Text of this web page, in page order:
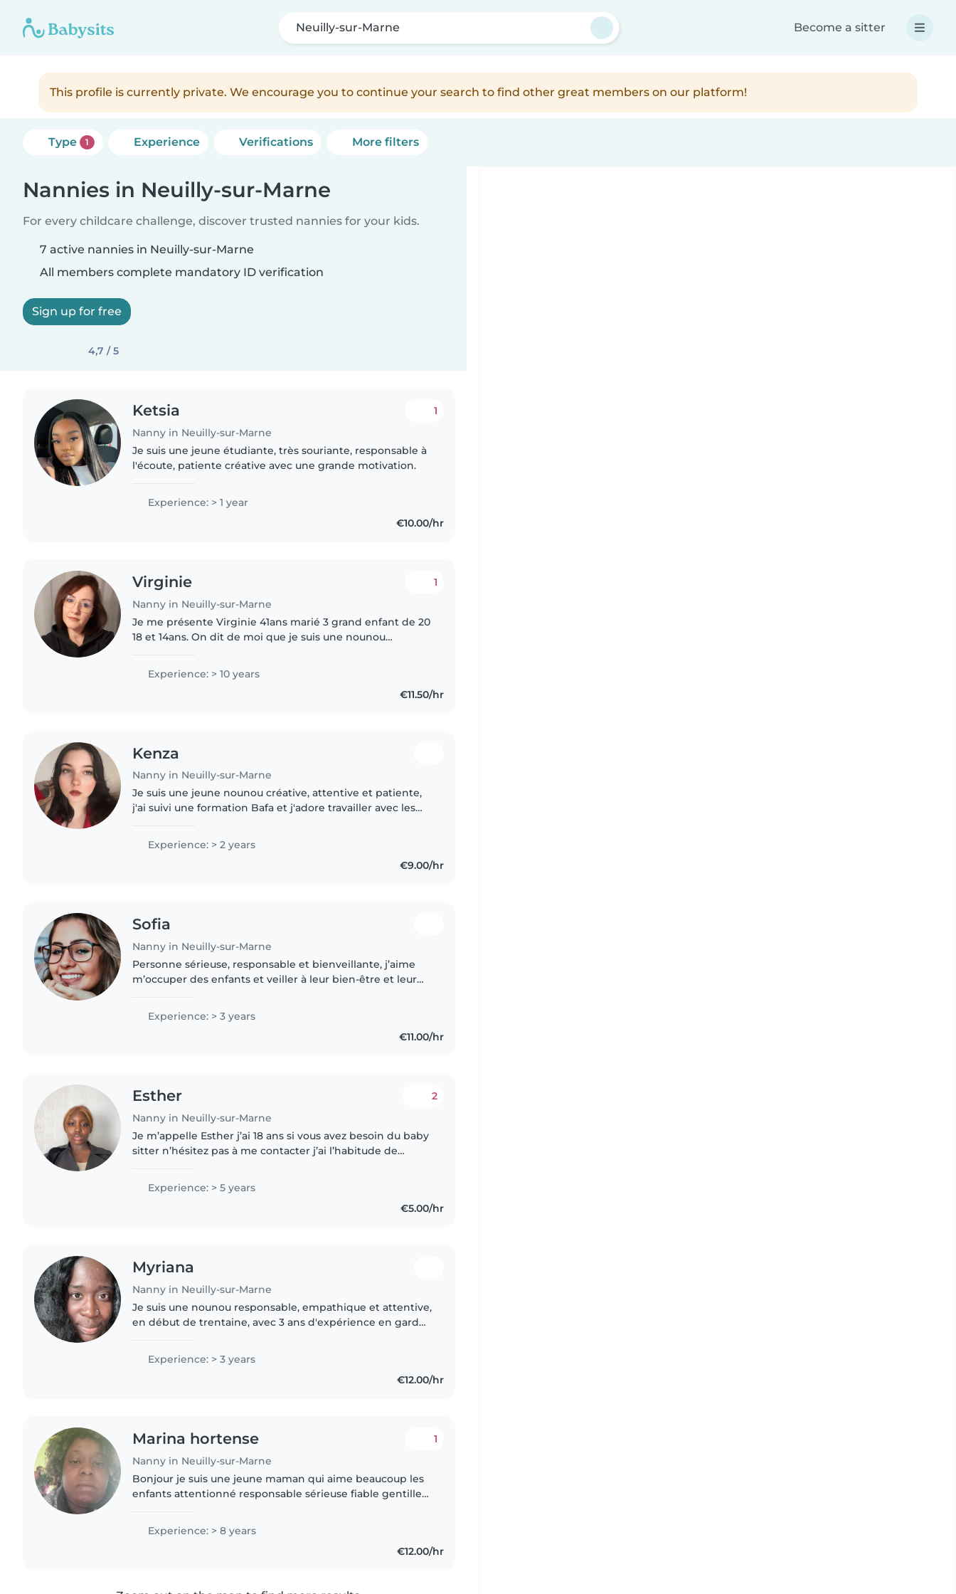
Neuilly-sur-Marne Become a sitter
This profile is currently private. We encourage you to continue your search to find other great members on our platform!
Type 1 Experience Verifications More filters
Nannies in Neuilly-sur-Marne
For every childcare challenge, discover trusted nannies for your kids.
7 active nannies in Neuilly-sur-Marne
All members complete mandatory ID verification
Sign up for free
4,7 / 5
Ketsia
Nanny in Neuilly-sur-Marne
1
Je suis une jeune étudiante, très souriante, responsable à
l'écoute, patiente créative avec une grande motivation.
Experience: > 1 year
€10.00/hr
Virginie
Nanny in Neuilly-sur-Marne
1
Je me présente Virginie 41ans marié 3 grand enfant de 20
18 et 14ans. On dit de moi que je suis une nounou
Experience: > 10 years
€11.50/hr
Kenza
Nanny in Neuilly-sur-Marne
Je suis une jeune nounou créative, attentive et patiente,
j'ai suivi une formation Bafa et j'adore travailler avec les
Experience: > 2 years
€9.00/hr
Sofia
Nanny in Neuilly-sur-Marne
Personne sérieuse, responsable et bienveillante, j’aime
m’occuper des enfants et veiller à leur bien-être et leur
proposer..
Experience: > 3 years
€11.00/hr
Esther
Nanny in Neuilly-sur-Marne
2
Je m’appelle Esther j’ai 18 ans si vous avez besoin du baby
sitter n’hésitez pas à me contacter j’ai l’habitude de
nombreuse, j’ai aidé..
Experience: > 5 years
€5.00/hr
Myriana
Nanny in Neuilly-sur-Marne
Je suis une nounou responsable, empathique et attentive,
en début de trentaine, avec 3 ans d'expérience en garde
animaux, la..
Experience: > 3 years
€12.00/hr
Marina hortense
Nanny in Neuilly-sur-Marne
1
Bonjour je suis une jeune maman qui aime beaucoup les
enfants attentionné responsable sérieuse fiable gentille
Experience: > 8 years
€12.00/hr